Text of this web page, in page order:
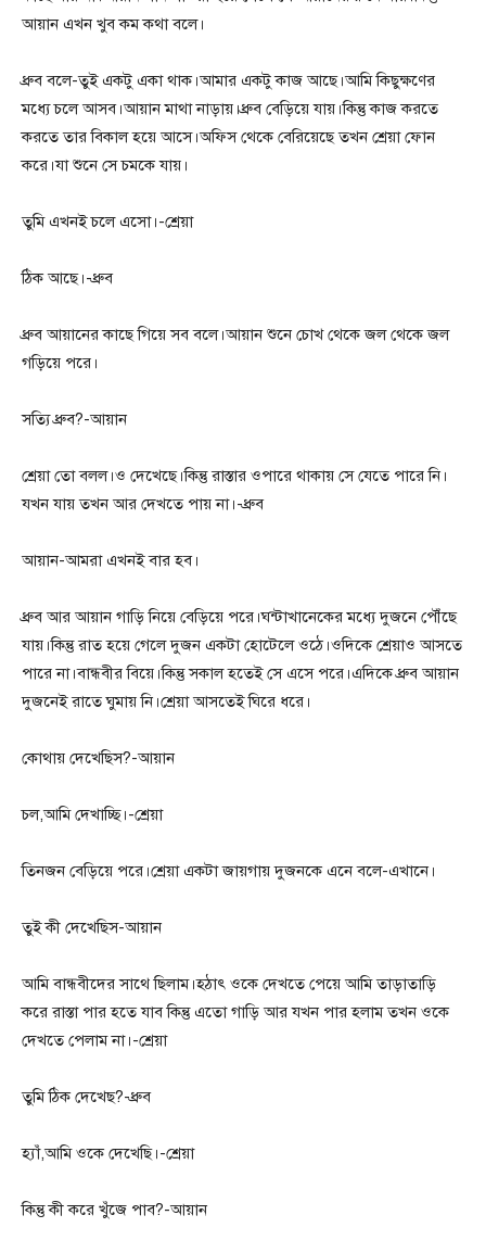
আয়ান এখন খুব কম কথা বলে।
ধ্রুব বলে-তুই একটু একা থাক।আমার একটু কাজ আছে।আমি কিছুক্ষণের
মধ্যে চলে আসব।আয়ান মাথা নাড়ায়।ধ্রুব বেড়িয়ে যায়।কিন্তু কাজ করতে
করতে তার বিকাল হয়ে আসে।অফিস থেকে বেরিয়েছে তখন শ্রেয়া ফোন
করে।যা শুনে সে চমকে যায়।
তুমি এখনই চলে এসো।-শ্রেয়া
ঠিক আছে।-ধ্রুব
ধ্রুব আয়ানের কাছে গিয়ে সব বলে।আয়ান শুনে চোখ থেকে জল থেকে জল
গড়িয়ে পরে।
সত্যি ধ্রুব?-আয়ান
শ্রেয়া তো বলল।ও দেখেছে।কিন্তু রাস্তার ওপারে থাকায় সে যেতে পারে নি।
যখন যায় তখন আর দেখতে পায় না।-ধ্রুব
আয়ান-আমরা এখনই বার হব।
ধ্রুব আর আয়ান গাড়ি নিয়ে বেড়িয়ে পরে।ঘন্টাখানেকের মধ্যে দুজনে পৌঁছে
যায়।কিন্তু রাত হয়ে গেলে দুজন একটা হোটেলে ওঠে।ওদিকে শ্রেয়াও আসতে
পারে না।বান্ধবীর বিয়ে।কিন্তু সকাল হতেই সে এসে পরে।এদিকে ধ্রুব আয়ান
দুজনেই রাতে ঘুমায় নি।শ্রেয়া আসতেই ঘিরে ধরে।
কোথায় দেখেছিস?-আয়ান
চল,আমি দেখাচ্ছি।-শ্রেয়া
তিনজন বেড়িয়ে পরে।শ্রেয়া একটা জায়গায় দুজনকে এনে বলে-এখানে।
তুই কী দেখেছিস-আয়ান
আমি বান্ধবীদের সাথে ছিলাম।হঠাৎ ওকে দেখতে পেয়ে আমি তাড়াতাড়ি
করে রাস্তা পার হতে যাব কিন্তু এতো গাড়ি আর যখন পার হলাম তখন ওকে
দেখতে পেলাম না।-শ্রেয়া
তুমি ঠিক দেখেছ?-ধ্রুব
হ্যাঁ,আমি ওকে দেখেছি।-শ্রেয়া
কিন্তু কী করে খুঁজে পাব?-আয়ান